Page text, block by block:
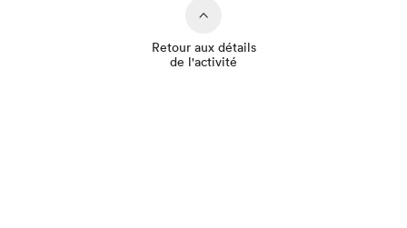
Retour aux détails
de l'activité